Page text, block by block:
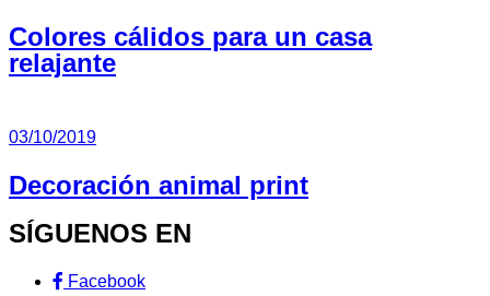
Colores cálidos para un casa
relajante
03/10/2019
Decoración animal print
SÍGUENOS EN
Facebook